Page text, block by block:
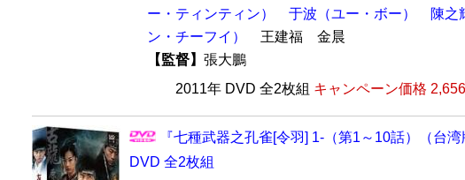
ー・ティンティン）
于波（ユー・ボー）
陳之
ン・チーフイ）
王建福 金晨
【監督】 張大鵬
2011年 DVD 全2枚組 キャンペーン価格 2,656
『七種武器之孔雀[令羽] 1-（第1～10話）（台湾
DVD 全2枚組